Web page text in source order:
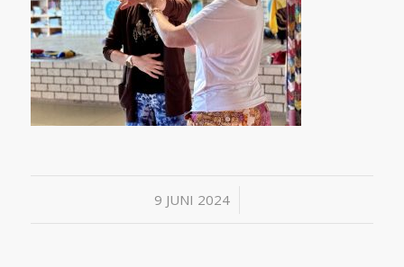
9 JUNI 2024
/